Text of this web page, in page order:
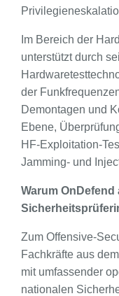
Im Bereich der
unterstützt durch
der
Demontagen und
Ebene,
HF-Exploitation-
Jamming- und
Warum
Zum Offensive-
Fachkräfte aus
mit umfassender
nationalen